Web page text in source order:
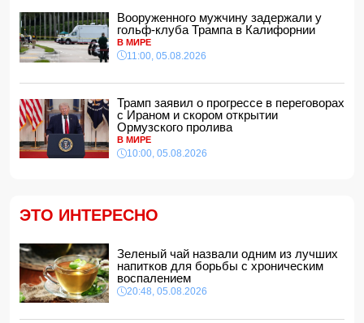
14:48, 05.08.2026
МИД России обвинил Киев в попытках усилить
эскалацию конфликта
14:34, 05.08.2026
Судья Верховного суда Азербайджана вышел на
пенсию
14:14, 05.08.2026
ЕС получил пятый транш доходов от замороженных
активов РФ и обещал передать их Киеву
14:10, 05.08.2026
В Баку на рабочем месте скоропостижно скончался
мужчина
14:04, 05.08.2026
Вооруженного мужчину задержали у
гольф-клуба Трампа в Калифорнии
В МИРЕ
11:00, 05.08.2026
Трамп заявил о прогрессе в переговорах
с Ираном и скором открытии
Ормузского пролива
В МИРЕ
10:00, 05.08.2026
ЭТО ИНТЕРЕСНО
Зеленый чай назвали одним из лучших
напитков для борьбы с хроническим
воспалением
20:48, 05.08.2026